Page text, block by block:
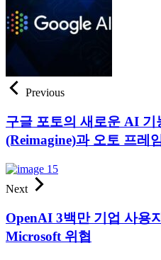
Previous
구글 포토의 새로운 AI
(Reimagine)과 오토 프레
Next
OpenAI 3백만 기업 사용
Microsoft 위협